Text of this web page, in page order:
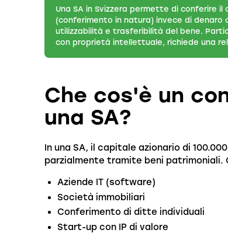
Una SA in Svizzera permette di conferire
(conferimento in natura) invece di
utilizzabilità e trasferibilità del bene.
con proprietà intellettuale, richiede una
Che cos'è un
una SA?
In una SA, il capitale azionario di
parzialmente tramite beni
Aziende IT (software)
Società immobiliari
Conferimento di ditte individuali
Start-up con IP di valore